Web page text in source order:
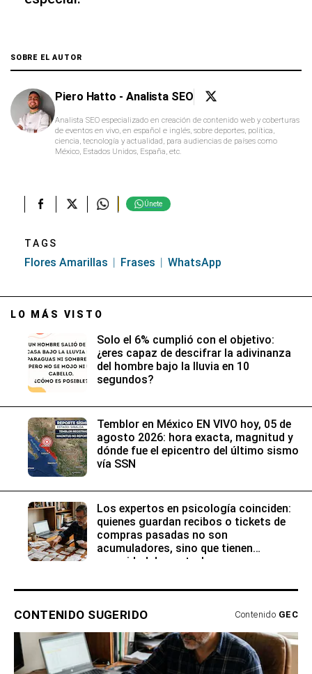
SOBRE EL AUTOR
Piero Hatto - Analista SEO
Analista SEO especializado en creación de contenido web y coberturas
de eventos en vivo, en español e inglés, sobre deportes, política,
ciencia, tecnología y actualidad, para audiencias de países como
México, Estados Unidos, España, etc.
Únete
TAGS
Flores Amarillas Frases WhatsApp
LO MÁS VISTO
Solo el 6% cumplió con el objetivo:
¿eres capaz de descifrar la adivinanza
del hombre bajo la lluvia en 10
segundos?
Temblor en México EN VIVO hoy, 05 de
agosto 2026: hora exacta, magnitud y
dónde fue el epicentro del último sismo
vía SSN
Los expertos en psicología coinciden:
quienes guardan recibos o tickets de
compras pasadas no son
acumuladores, sino que tienen
necesidad de control
CONTENIDO SUGERIDO Contenido GEC